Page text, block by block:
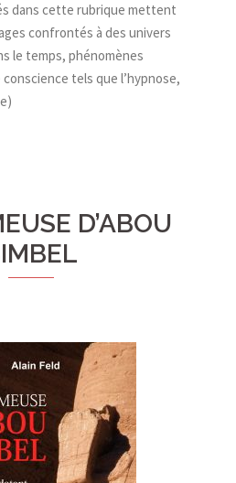
dans cette rubrique mettent
confrontés à des univers
le temps, phénomènes
tels que l’hypnose,
D’ABOU